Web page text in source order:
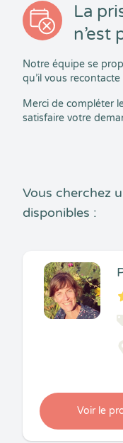
La
n’est
Notre équipe se
qu’il vous
Merci de compléter
satisfaire votre
Vous cherchez
disponibles :
5
1
5
Voir le